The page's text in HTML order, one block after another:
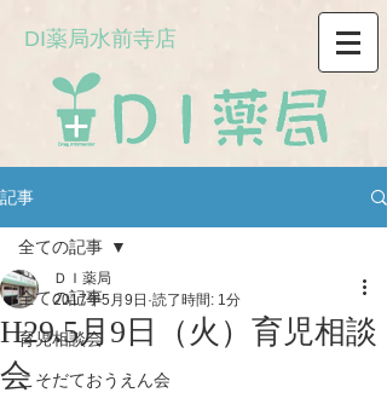
DI薬局水前寺店
記事
全ての記事
育児相談会
こそだておうえん会
全ての記事
H29.5月9日（火）育児相談
会
ＤＩ薬局
2017年5月9日 読了時間: 1分